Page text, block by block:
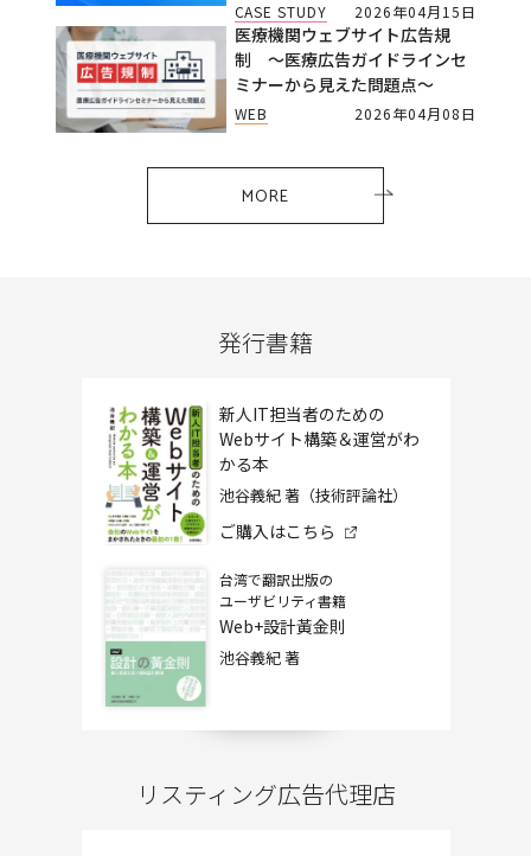
CASE STUDY 2026年04月15日
医療機関ウェブサイト広告規
制 ～医療広告ガイドラインセ
ミナーから見えた問題点～
WEB 2026年04月08日
MORE
発行書籍
新人IT担当者のための
Webサイト構築＆運営がわ
かる本
池谷義紀 著（技術評論社）
ご購入はこちら
台湾で翻訳出版の
ユーザビリティ書籍
Web+設計黃金則
池谷義紀 著
リスティング広告代理店